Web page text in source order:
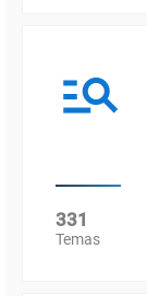
331
Temas